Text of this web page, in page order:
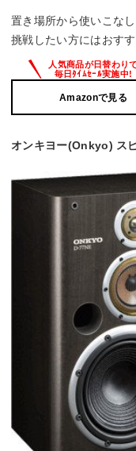
置き場所から使いこな
挑戦したい方にはおすす
Amazonで見る
オンキヨー(Onkyo) ス